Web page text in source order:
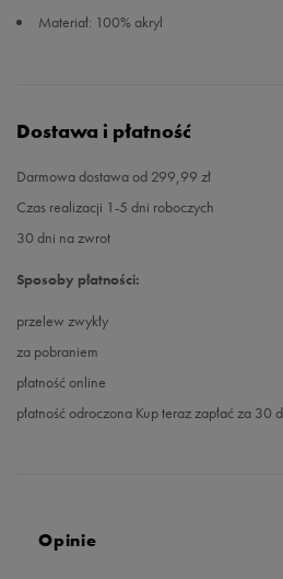
Materiał: 100% akryl
Dostawa i płatność
Darmowa dostawa od 299,99 zł
Czas realizacji 1-5 dni roboczych
30 dni na zwrot
Sposoby płatności:
przelew zwykły
za pobraniem
płatność online
płatność odroczona Kup teraz zapłać za 30
Opinie